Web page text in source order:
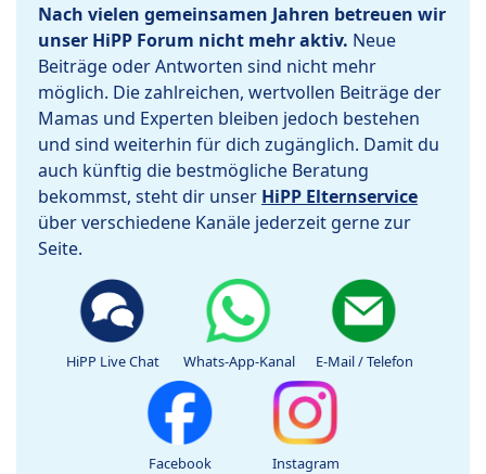
Nach vielen gemeinsamen Jahren betreuen wir
unser HiPP Forum nicht mehr aktiv. Neue
Beiträge oder Antworten sind nicht mehr
möglich. Die zahlreichen, wertvollen Beiträge der
Mamas und Experten bleiben jedoch bestehen
und sind weiterhin für dich zugänglich. Damit du
auch künftig die bestmögliche Beratung
bekommst, steht dir unser HiPP Elternservice
über verschiedene Kanäle jederzeit gerne zur
Seite.
HiPP Live Chat Whats-App-Kanal E-Mail / Telefon
Facebook Instagram